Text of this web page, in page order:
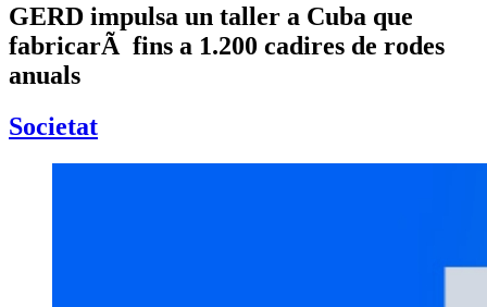
GERD impulsa un taller a Cuba que
fabricarÃ fins a 1.200 cadires de rodes
anuals
Societat